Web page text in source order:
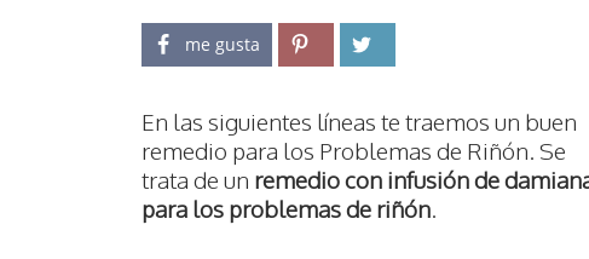
me gusta
En las siguientes líneas te traemos un buen
remedio para los Problemas de Riñón. Se
trata de un remedio con infusión de
para los problemas de riñón.